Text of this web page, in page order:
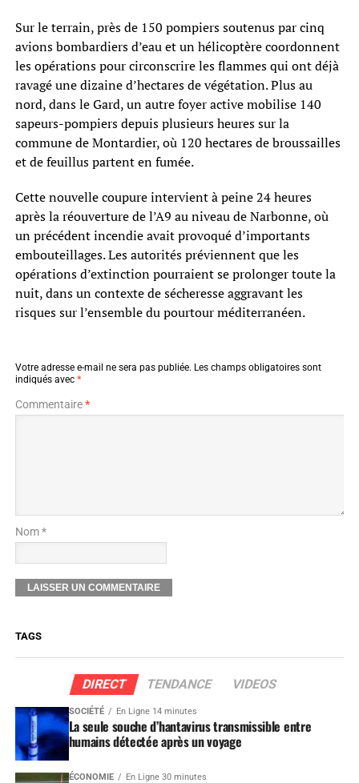
Sur le terrain, près de 150 pompiers soutenus par cinq
avions bombardiers d’eau et un hélicoptère coordonnent
les opérations pour circonscrire les flammes qui ont déjà
ravagé une dizaine d’hectares de végétation. Plus au
nord, dans le Gard, un autre foyer active mobilise 140
sapeurs-pompiers depuis plusieurs heures sur la
commune de Montardier, où 120 hectares de broussailles
et de feuillus partent en fumée.
Cette nouvelle coupure intervient à peine 24 heures
après la réouverture de l’A9 au niveau de Narbonne, où
un précédent incendie avait provoqué d’importants
embouteillages. Les autorités préviennent que les
opérations d’extinction pourraient se prolonger toute la
nuit, dans un contexte de sécheresse aggravant les
risques sur l’ensemble du pourtour méditerranéen.
Votre adresse e-mail ne sera pas publiée. Les champs obligatoires sont
indiqués avec *
Commentaire*
Nom *
TAGS
DIRECT TENDANCE VIDEOS
SOCIÉTÉ En Ligne 14 minutes
La seule souche d’hantavirus transmissible entre
humains détectée après un voyage
ÉCONOMIE En Ligne 30 minutes